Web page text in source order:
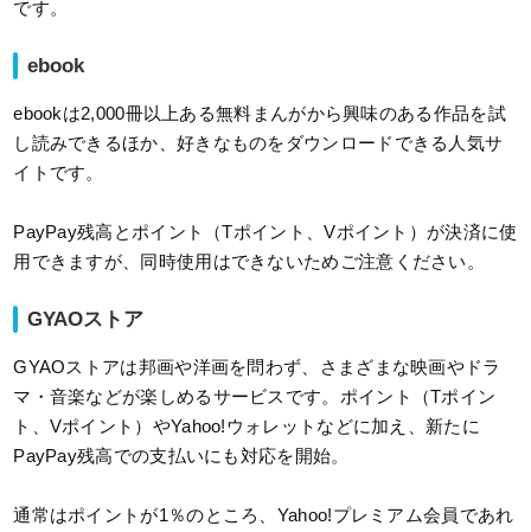
です。
ebook
ebookは2,000冊以上ある無料まんがから興味のある作品を試
し読みできるほか、好きなものをダウンロードできる人気サ
イトです。
PayPay残高とポイント（Tポイント、Vポイント）が決済に使
用できますが、同時使用はできないためご注意ください。
GYAOストア
GYAOストアは邦画や洋画を問わず、さまざまな映画やドラ
マ・音楽などが楽しめるサービスです。ポイント（Tポイン
ト、Vポイント）やYahoo!ウォレットなどに加え、新たに
PayPay残高での支払いにも対応を開始。
通常はポイントが1％のところ、Yahoo!プレミアム会員であれ